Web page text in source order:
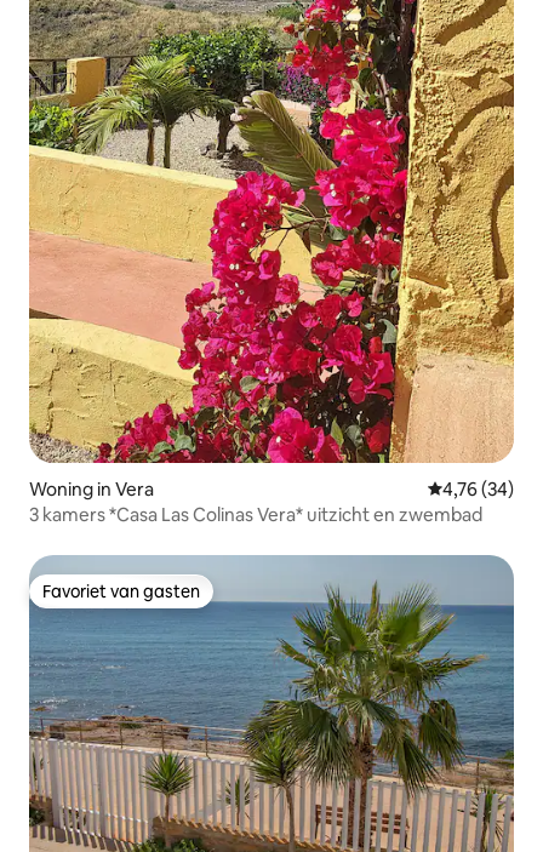
Woning in Vera Gemiddelde
4,76 (34)
3 kamers *Casa Las Colinas Vera* uitzicht en zwembad
Favoriet van gasten
Favoriet van gasten